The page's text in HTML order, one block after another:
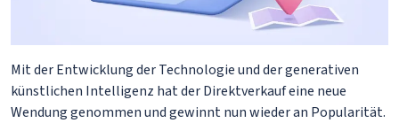
Mit der Entwicklung der Technologie und der generativen
künstlichen Intelligenz hat der Direktverkauf eine neue
Wendung genommen und gewinnt nun wieder an Popularität.